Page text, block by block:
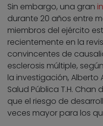
Sin embargo, una gran
durante 20 años entre
miembros del ejército
recientemente en la
convincentes de
esclerosis múltiple,
la investigación, Alberto
Salud Pública T.H. Chan
que el riesgo de
veces mayor para los